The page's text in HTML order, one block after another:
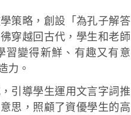
策略，創設「為孔子解答
穿越回古代，學生和老師
習變得新鮮、有趣又有意
力。
引導學生運用文言字詞推
思，照顧了資優學生的高